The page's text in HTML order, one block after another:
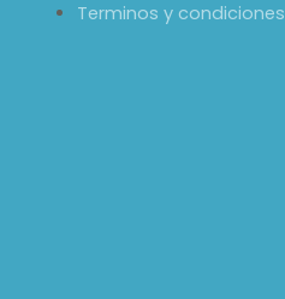
Terminos y condiciones